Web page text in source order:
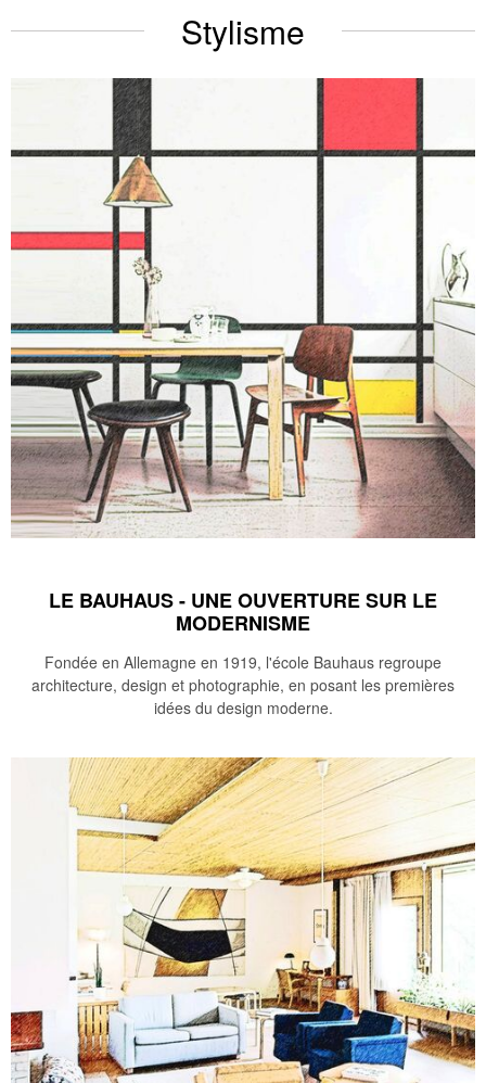
Stylisme
LE BAUHAUS - UNE OUVERTURE SUR LE
MODERNISME
Fondée en Allemagne en 1919, l'école Bauhaus regroupe
architecture, design et photographie, en posant les premières
idées du design moderne.